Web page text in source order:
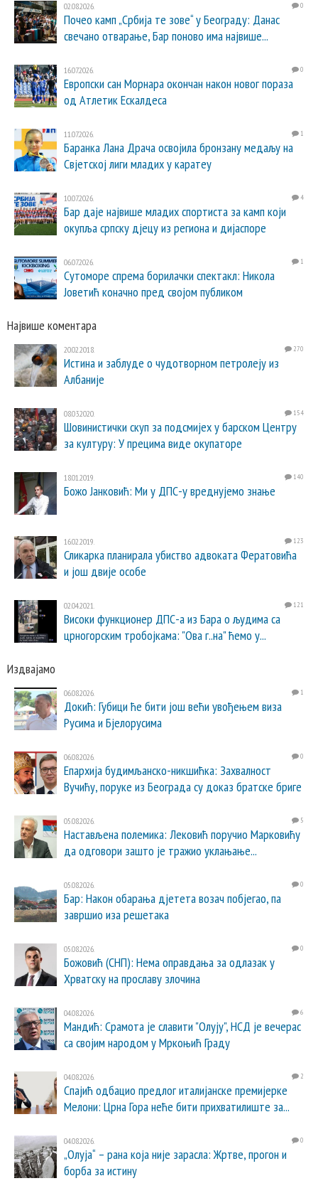
02.08.2026. 0
Почео камп „Србија те зове“ у Београду: Данас
свечано отварање, Бар поново има највише...
16.07.2026. 0
Европски сан Морнара окончан након новог пораза
од Атлетик Ескалдеса
11.07.2026. 1
Баранка Лана Драча освојила бронзану медаљу на
Свјетској лиги младих у каратеу
10.07.2026. 4
Бар даје највише младих спортиста за камп који
окупља српску дјецу из региона и дијаспоре
06.07.2026. 1
Сутоморе спрема борилачки спектакл: Никола
Јоветић коначно пред својом публиком
Највише коментара
20.02.2018. 270
Истина и заблуде о чудотворном петролеју из
Албаније
08.03.2020. 154
Шовинистички скуп за подсмијех у барском Центру
за културу: У прецима виде окупаторе
18.01.2019. 140
Божо Јанковић: Ми у ДПС-у вреднујемо знање
16.02.2019. 123
Сликарка планирала убиство адвоката Фератовића
и још двије особе
02.04.2021. 121
Високи функционер ДПС-а из Бара о људима са
црногорским тробојкама: "Ова г..на" ћемо у...
Издвајамо
06.08.2026. 1
Докић: Губици ће бити још већи увођењем виза
Русима и Бјелорусима
06.08.2026. 0
Епархија будимљанско-никшићка: Захвалност
Вучићу, поруке из Београда су доказ братске бриге
05.08.2026. 5
Настављена полемика: Лековић поручио Марковићу
да одговори зашто је тражио уклањање...
05.08.2026. 0
Бар: Након обарања дјетета возач побјегао, па
завршио иза решетака
05.08.2026. 0
Божовић (СНП): Нема оправдања за одлазак у
Хрватску на прославу злочина
04.08.2026. 6
Мандић: Срамота је славити "Олују", НСД је вечерас
са својим народом у Мркоњић Граду
04.08.2026. 2
Спајић одбацио предлог италијанске премијерке
Мелони: Црна Гора неће бити прихватилиште за...
04.08.2026. 0
„Олуја“ – рана која није зарасла: Жртве, прогон и
борба за истину